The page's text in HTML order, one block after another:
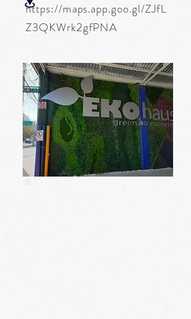
https://maps.app.goo.gl/ZJfL
Z3QKWrk2gfPNA